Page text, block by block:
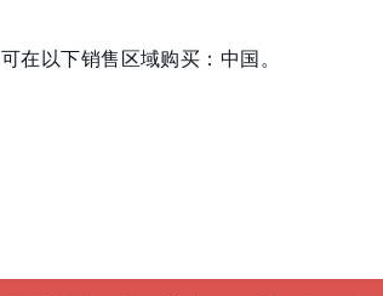
可在以下销售区域购买：中国。